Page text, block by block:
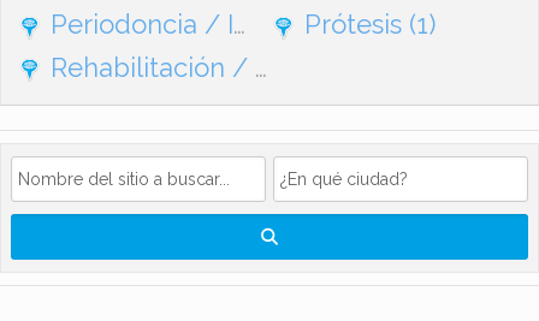
Periodoncia / Implantes
(1)
Prótesis (1)
Rehabilitación / Ortodoncia